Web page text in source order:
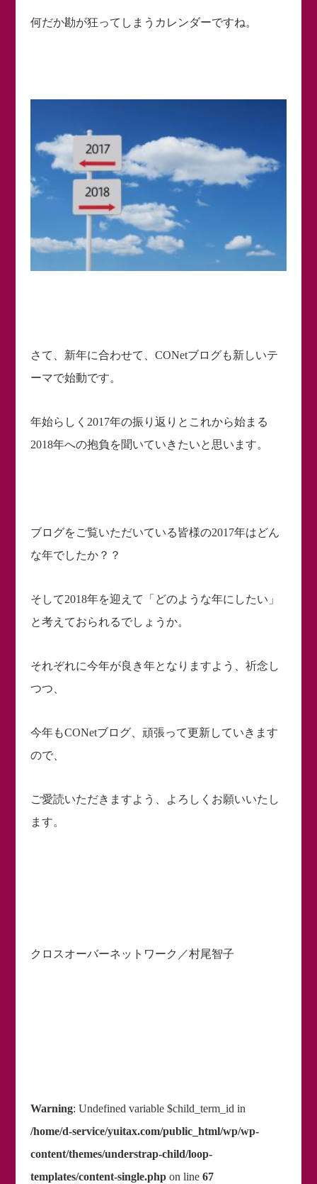
何だか勘が狂ってしまうカレンダーですね。
さて、新年に合わせて、CONetブログも新しいテ
ーマで始動です。
年始らしく2017年の振り返りとこれから始まる
2018年への抱負を聞いていきたいと思います。
ブログをご覧いただいている皆様の2017年はどん
な年でしたか？？
そして2018年を迎えて「どのような年にしたい」
と考えておられるでしょうか。
それぞれに今年が良き年となりますよう、祈念し
つつ、
今年もCONetブログ、頑張って更新していきます
ので、
ご愛読いただきますよう、よろしくお願いいたし
ます。
クロスオーバーネットワーク／村尾智子
Warning: Undefined variable $child_term_id in
/home/d-service/yuitax.com/public_html/wp/wp-
content/themes/understrap-child/loop-
templates/content-single.phpon line 67